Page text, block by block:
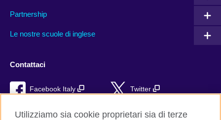
Partnership
Le nostre scuole di inglese
Contattaci
Facebook Italy Twitter
YouTube TikTok
Utilizziamo sia cookie proprietari sia di terze